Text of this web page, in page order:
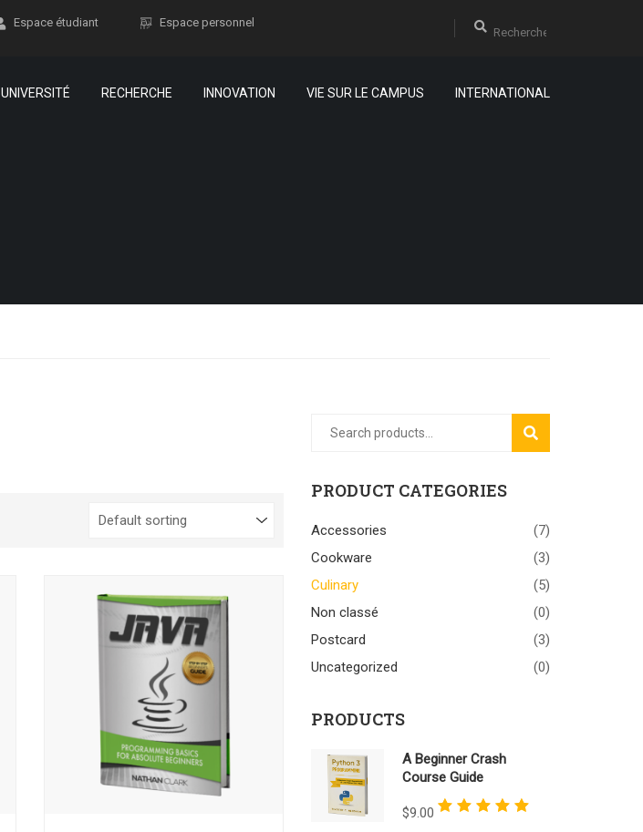
Espace étudiant Espace personnel
UNIVERSITÉ RECHERCHE INNOVATION VIE SUR LE CAMPUS INTERNATIONAL
SEARCH
PRODUCT CATEGORIES
Accessories
(7)
Cookware
(3)
Culinary
(5)
Non classé
(0)
Postcard
(3)
Uncategorized
(0)
PRODUCTS
A Beginner Crash
Course Guide
$9.00 Rated5.00